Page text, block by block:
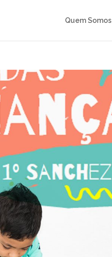
Quem Somos